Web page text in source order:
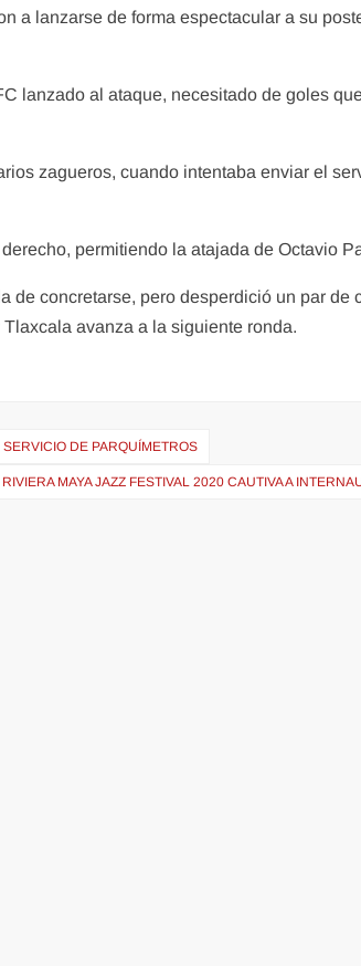
a lanzarse de forma espectacular a su
lanzado al ataque, necesitado de goles
zagueros, cuando intentaba enviar el
permitiendo la atajada de Octavio
de concretarse, pero desperdició un par de
avanza a la siguiente ronda.
DE PARQUÍMETROS
MAYA JAZZ FESTIVAL 2020 CAUTIVA A